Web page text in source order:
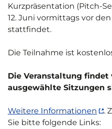
Kurzpräsentation (Pitch-
12. Juni vormittags vor
stattfindet.
Die Teilnahme ist
Die Veranstaltung findet
ausgewählte Sitzungen
Weitere Informationen
.
Sie bitte folgende Links: